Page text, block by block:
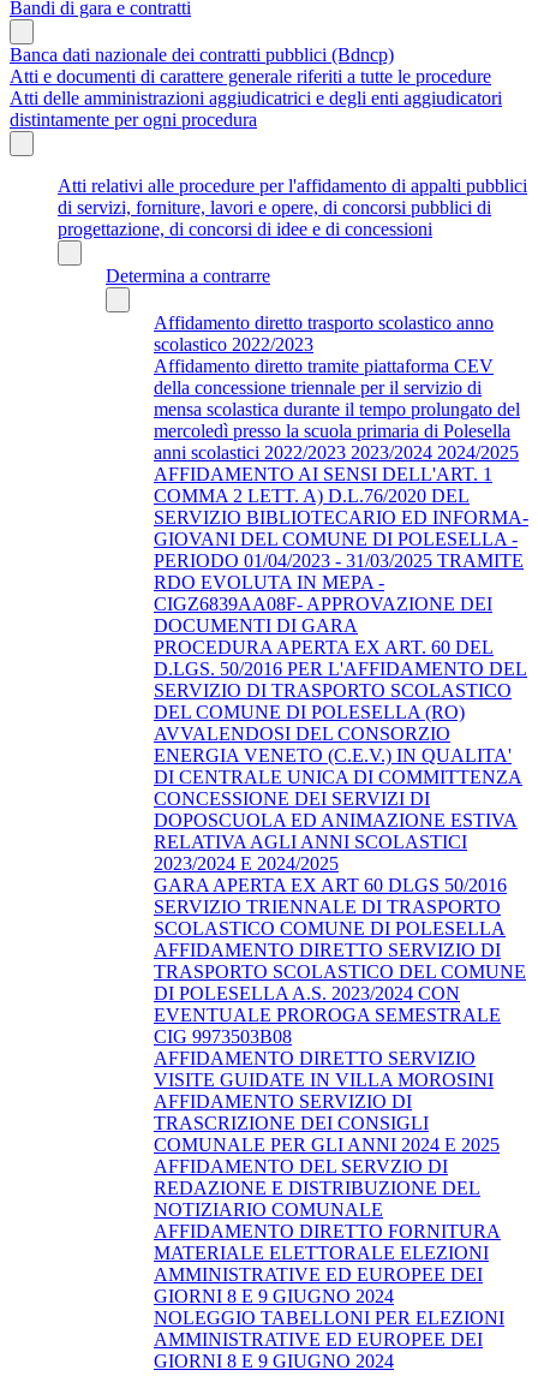
Bandi di gara e contratti
Banca dati nazionale dei contratti pubblici (Bdncp)
Atti e documenti di carattere generale riferiti a tutte le procedure
Atti delle amministrazioni aggiudicatrici e degli enti aggiudicatori
distintamente per ogni procedura
Atti relativi alle procedure per l'affidamento di appalti pubblici
di servizi, forniture, lavori e opere, di concorsi pubblici di
progettazione, di concorsi di idee e di concessioni
Determina a contrarre
Affidamento diretto trasporto scolastico anno
scolastico 2022/2023
Affidamento diretto tramite piattaforma CEV
della concessione triennale per il servizio di
mensa scolastica durante il tempo prolungato del
mercoledì presso la scuola primaria di Polesella
anni scolastici 2022/2023 2023/2024 2024/2025
AFFIDAMENTO AI SENSI DELL'ART. 1
COMMA 2 LETT. A) D.L.76/2020 DEL
SERVIZIO BIBLIOTECARIO ED INFORMA-
GIOVANI DEL COMUNE DI POLESELLA -
PERIODO 01/04/2023 - 31/03/2025 TRAMITE
RDO EVOLUTA IN MEPA -
CIGZ6839AA08F- APPROVAZIONE DEI
DOCUMENTI DI GARA
PROCEDURA APERTA EX ART. 60 DEL
D.LGS. 50/2016 PER L'AFFIDAMENTO DEL
SERVIZIO DI TRASPORTO SCOLASTICO
DEL COMUNE DI POLESELLA (RO)
AVVALENDOSI DEL CONSORZIO
ENERGIA VENETO (C.E.V.) IN QUALITA'
DI CENTRALE UNICA DI COMMITTENZA
CONCESSIONE DEI SERVIZI DI
DOPOSCUOLA ED ANIMAZIONE ESTIVA
RELATIVA AGLI ANNI SCOLASTICI
2023/2024 E 2024/2025
GARA APERTA EX ART 60 DLGS 50/2016
SERVIZIO TRIENNALE DI TRASPORTO
SCOLASTICO COMUNE DI POLESELLA
AFFIDAMENTO DIRETTO SERVIZIO DI
TRASPORTO SCOLASTICO DEL COMUNE
DI POLESELLA A.S. 2023/2024 CON
EVENTUALE PROROGA SEMESTRALE
CIG 9973503B08
AFFIDAMENTO DIRETTO SERVIZIO
VISITE GUIDATE IN VILLA MOROSINI
AFFIDAMENTO SERVIZIO DI
TRASCRIZIONE DEI CONSIGLI
COMUNALE PER GLI ANNI 2024 E 2025
AFFIDAMENTO DEL SERVZIO DI
REDAZIONE E DISTRIBUZIONE DEL
NOTIZIARIO COMUNALE
AFFIDAMENTO DIRETTO FORNITURA
MATERIALE ELETTORALE ELEZIONI
AMMINISTRATIVE ED EUROPEE DEI
GIORNI 8 E 9 GIUGNO 2024
NOLEGGIO TABELLONI PER ELEZIONI
AMMINISTRATIVE ED EUROPEE DEI
GIORNI 8 E 9 GIUGNO 2024